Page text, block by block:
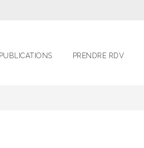
PUBLICATIONS PRENDRE RDV